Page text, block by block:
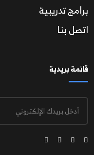
برامج تدريبية
اتصل بنا
قائمة بريدية